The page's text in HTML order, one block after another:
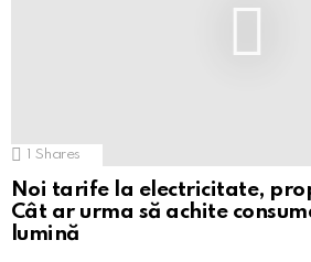
1 Shares
Noi tarife la electricitate,
Cât ar urma să achite
lumină